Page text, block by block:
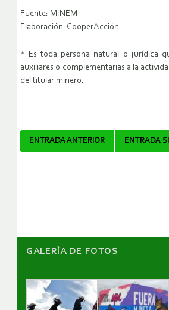
Fuente: MINEM
Elaboración: CooperAcción
* Es toda persona natural o jurídica
auxiliares o complementarias a la
del titular minero.
Navegador
ENTRADA ANTERIOR ENTRADA
GALERÌA DE FOTOS